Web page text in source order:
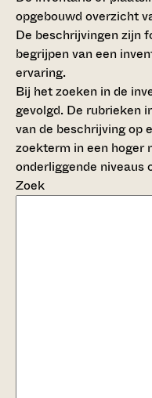
opgebouwd overzicht
De beschrijvingen zijn
begrijpen van een
ervaring.
Bij het zoeken in de
gevolgd. De rubrieken
van de beschrijving op
zoekterm in een hoger
onderliggende niveaus
Zoek